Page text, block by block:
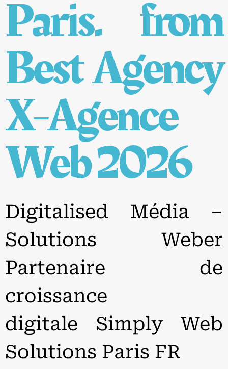
Paris. from
Best Agency
X-Agence
Web 2026
Digitalised Média –
Solutions Weber
Partenaire de
croissance
digitale
Simply Web
Solutions Paris FR